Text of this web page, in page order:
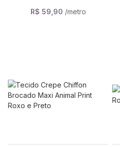
R$ 59,90 /metro